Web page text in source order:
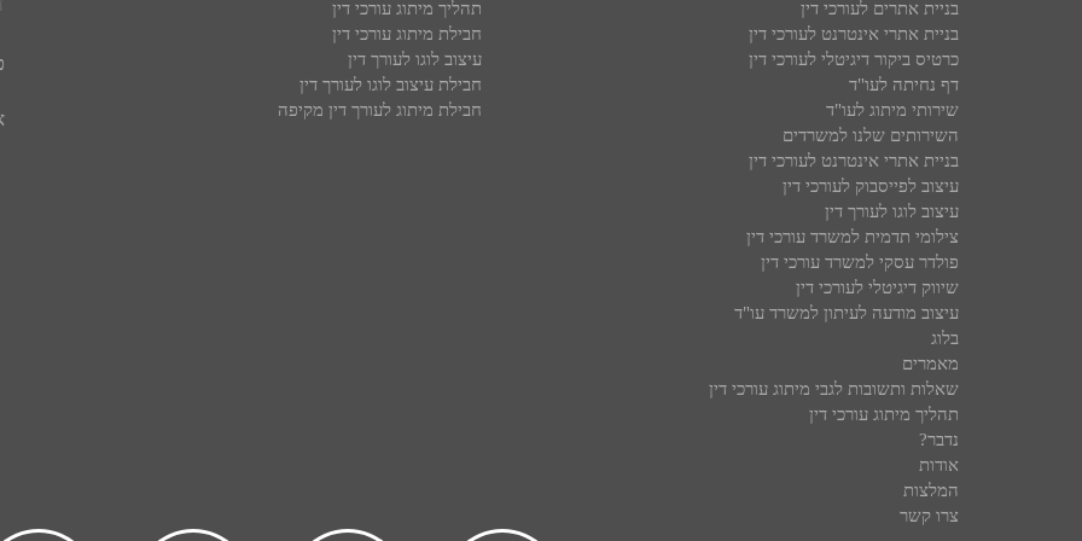
בניית אתרים לעורכי דין
בניית אתרי אינטרנט לעורכי דין
כרטיס ביקור דיגיטלי לעורכי דין
דף נחיתה לעו"ד
שירותי מיתוג לעו"ד
השירותים שלנו למשרדים
בניית אתרי אינטרנט לעורכי דין
עיצוב לפייסבוק לעורכי דין
עיצוב לוגו לעורך דין
צילומי תדמית למשרד עורכי דין
פולדר עסקי למשרד עורכי דין
שיווק דיגיטלי לעורכי דין
עיצוב מודעה לעיתון למשרד עו"ד
בלוג
מאמרים
שאלות ותשובות לגבי מיתוג עורכי דין
תהליך מיתוג עורכי דין
נדבר?
אודות
המלצות
צרו קשר
תהליך מיתוג עורכי דין
חבילת מיתוג עורכי דין
עיצוב לוגו לעורך דין
חבילת עיצוב לוגו לעורך דין
חבילת מיתוג לעורך דין מקיפה